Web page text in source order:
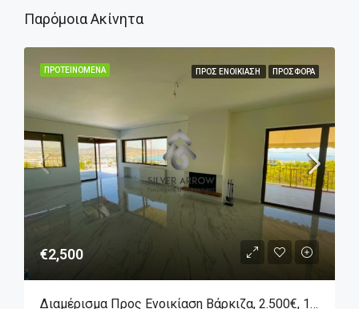
Παρόμοια Ακίνητα
ΠΡΟΤΕΙΝΌΜΕΝΑ ΠΡΟΣ ΕΝΟΙΚΊΑΣΗ ΠΡΟΣΦΟΡΆ
€2,500
Διαμέρισμα Προς Ενοικίαση Βάρκιζα, 2.500€, 110 Τ.μ.